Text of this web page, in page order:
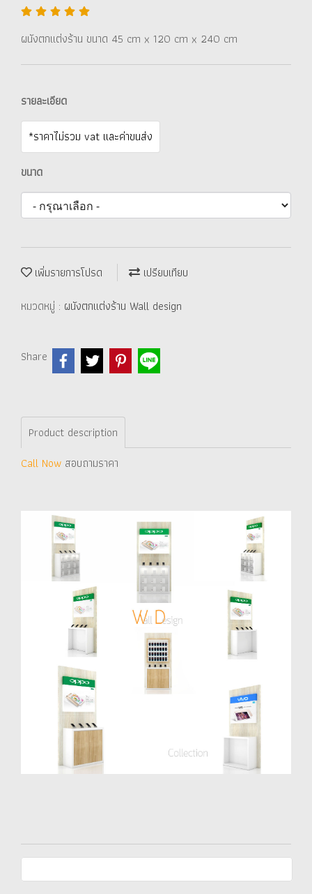
ผนังตกแต่งร้าน ขนาด 45 cm x 120 cm x 240 cm
รายละเอียด
*ราคาไม่รวม vat และค่าขนส่ง
ขนาด
เพิ่มรายการโปรด
เปรียบเทียบ
หมวดหมู่ : ผนังตกแต่งร้าน Wall design
Share
Product description
Call Now สอบถามราคา